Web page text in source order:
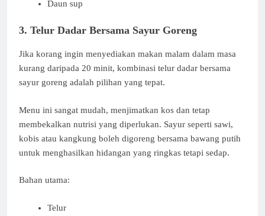
Daun sup
3. Telur Dadar Bersama Sayur Goreng
Jika korang ingin menyediakan makan malam dalam masa
kurang daripada 20 minit, kombinasi telur dadar bersama
sayur goreng adalah pilihan yang tepat.
Menu ini sangat mudah, menjimatkan kos dan tetap
membekalkan nutrisi yang diperlukan. Sayur seperti sawi,
kobis atau kangkung boleh digoreng bersama bawang putih
untuk menghasilkan hidangan yang ringkas tetapi sedap.
Bahan utama:
Telur